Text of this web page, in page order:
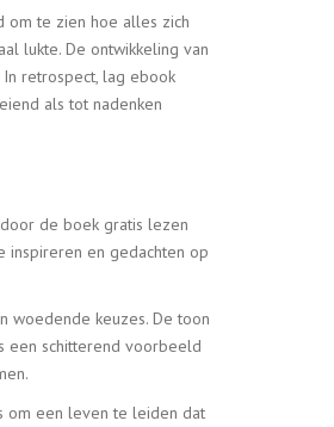
om te zien hoe alles zich
lukte. De ontwikkeling van
retrospect, lag ebook
als tot nadenken
de boek gratis lezen
inspireren en gedachten op
woedende keuzes. De toon
een schitterend voorbeeld
om een leven te leiden dat